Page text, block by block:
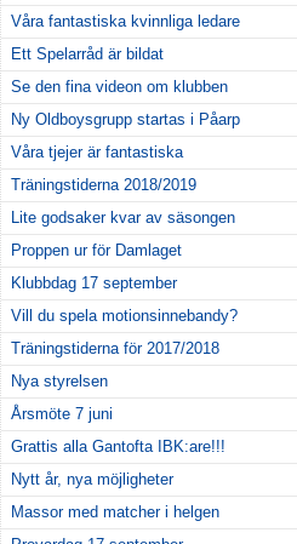
Våra fantastiska kvinnliga ledare
Ett Spelarråd är bildat
Se den fina videon om klubben
Ny Oldboysgrupp startas i Påarp
Våra tjejer är fantastiska
Träningstiderna 2018/2019
Lite godsaker kvar av säsongen
Proppen ur för Damlaget
Klubbdag 17 september
Vill du spela motionsinnebandy?
Träningstiderna för 2017/2018
Nya styrelsen
Årsmöte 7 juni
Grattis alla Gantofta IBK:are!!!
Nytt år, nya möjligheter
Massor med matcher i helgen